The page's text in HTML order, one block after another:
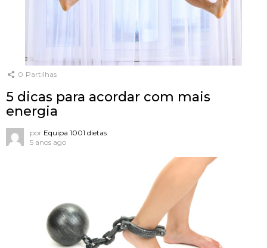
0 Partilhas
5 dicas para acordar com mais
energia
por Equipa 1001 dietas
5 anos ago